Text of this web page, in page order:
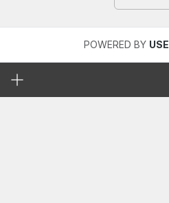
POWERED BY USE